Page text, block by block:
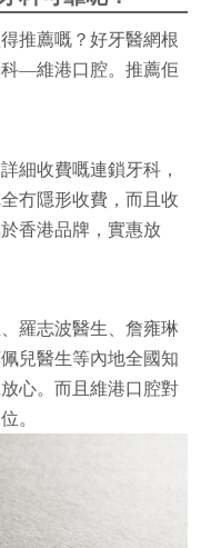
推薦嘅？好牙醫網根
—維港口腔。推薦佢
細收費嘅連鎖牙科，
冇隱形收費，而且收
香港品牌，實惠放
羅志波醫生、詹雍琳
兒醫生等內地全國知
心。而且維港口腔對
。